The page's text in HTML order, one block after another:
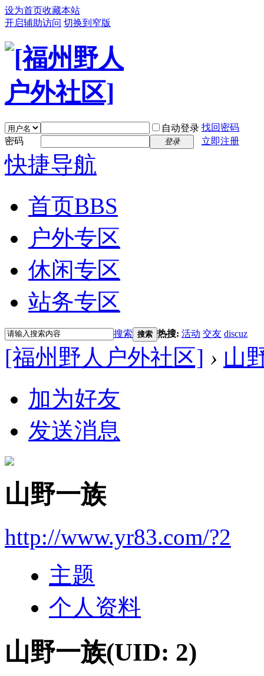
设为首页收藏本站
开启辅助访问 切换到窄版
自动登录 找回密码
密码
登录 立即注册
快捷导航
首页BBS
户外专区
休闲专区
站务专区
搜索 搜索 热搜: 活动 交友 discuz
[福州野人户外社区] › 山
加为好友
发送消息
山野一族
http://www.yr83.com/?2
主题
个人资料
山野一族(UID: 2)